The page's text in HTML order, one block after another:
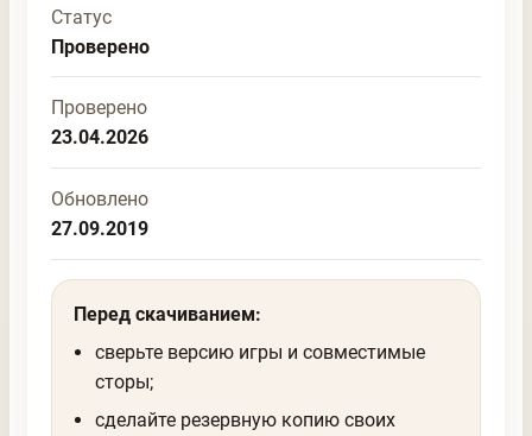
Статус
Проверено
Проверено
23.04.2026
Обновлено
27.09.2019
Перед скачиванием:
сверьте версию игры и совместимые
сторы;
сделайте резервную копию своих